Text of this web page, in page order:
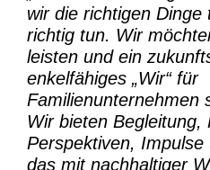
wir die richtigen
richtig tun. Wir
leisten und ein
enkelfähiges „Wir“ für
Familienunternehmen
Wir bieten Begleitung,
Perspektiven,
das mit nachhaltiger